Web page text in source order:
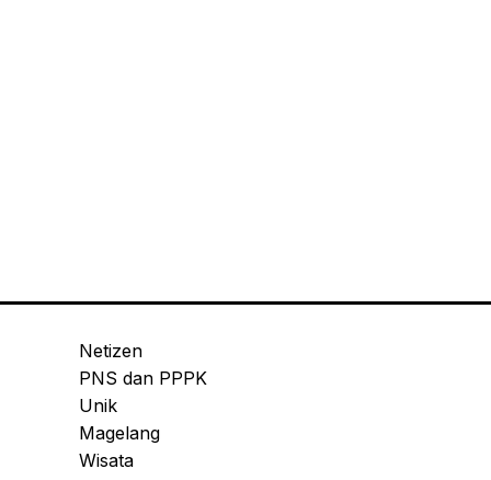
Netizen
PNS dan PPPK
Unik
Magelang
Wisata